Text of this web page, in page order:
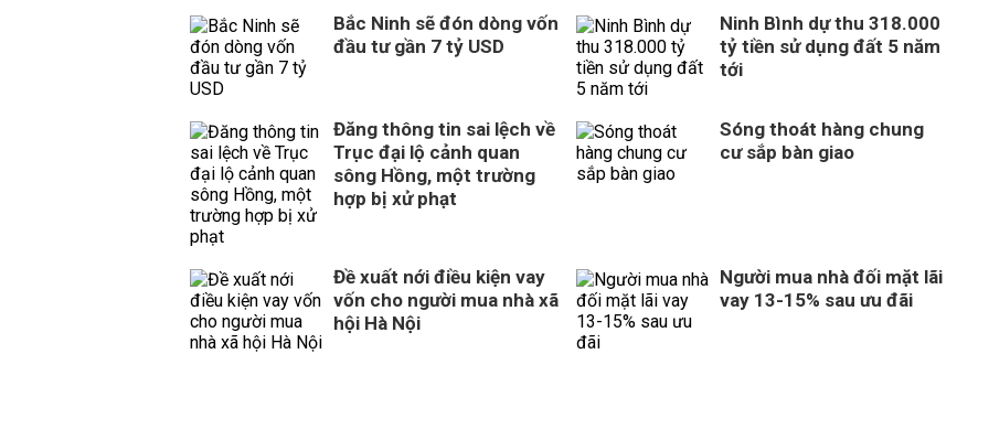
Bắc Ninh sẽ đón dòng vốn
đầu tư gần 7 tỷ USD
Ninh Bình dự thu 318.000
tỷ tiền sử dụng đất 5 năm
tới
Đăng thông tin sai lệch về
Trục đại lộ cảnh quan
sông Hồng, một trường
hợp bị xử phạt
Sóng thoát hàng chung
cư sắp bàn giao
Đề xuất nới điều kiện vay
vốn cho người mua nhà xã
hội Hà Nội
Người mua nhà đối mặt lãi
vay 13-15% sau ưu đãi